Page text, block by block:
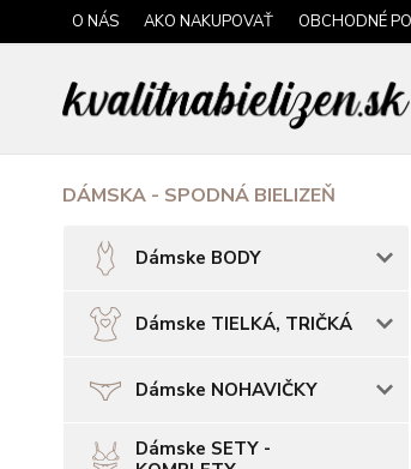
O NÁS AKO NAKUPOVAŤ OBCHODNÉ
DÁMSKA - SPODNÁ BIELIZEŇ
Dámske BODY
Dámske TIELKÁ, TRIČKÁ
Dámske NOHAVIČKY
Dámske SETY -